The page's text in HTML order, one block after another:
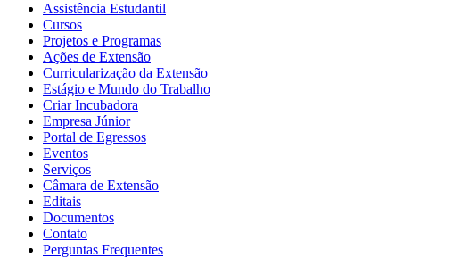
Assistência Estudantil
Cursos
Projetos e Programas
Ações de Extensão
Curricularização da Extensão
Estágio e Mundo do Trabalho
Criar Incubadora
Empresa Júnior
Portal de Egressos
Eventos
Serviços
Câmara de Extensão
Editais
Documentos
Contato
Perguntas Frequentes